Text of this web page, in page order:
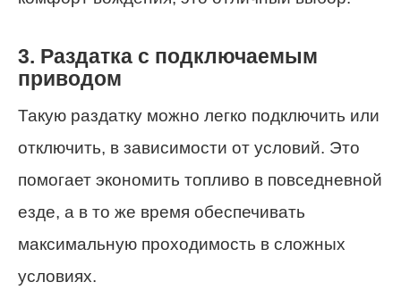
3. Раздатка с подключаемым
приводом
Такую раздатку можно легко подключить или
отключить, в зависимости от условий. Это
помогает экономить топливо в повседневной
езде, а в то же время обеспечивать
максимальную проходимость в сложных
условиях.